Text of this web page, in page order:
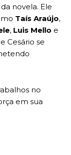
novela. Ele
Taís Araújo,
, Luis Mello e
Cesário se
no
em sua